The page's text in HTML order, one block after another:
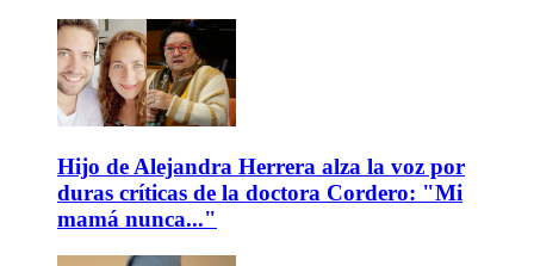
Hijo de Alejandra Herrera alza la voz por
duras críticas de la doctora Cordero: "Mi
mamá nunca..."